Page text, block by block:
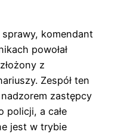
sprawy, komendant
powołał
z
Zespół ten
zastępcy
policji, a całe
jest w trybie